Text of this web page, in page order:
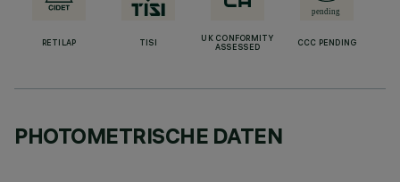
RETILAP TISI
UK CONFORMITY
ASSESSED
CCC PENDING
PHOTOMETRISCHE DATEN